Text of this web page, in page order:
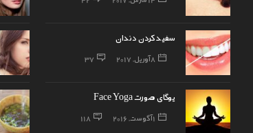
سفید کردن دندان
8 آوریل, 2017 37
یوگای صورت Face Yoga
1 آگوست, 2016 118